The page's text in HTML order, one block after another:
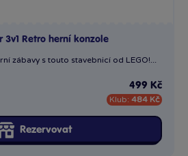
3v1 Retro herní konzole
zábavy s touto stavebnicí od LEGO!...
499 Kč
Klub: 484 Kč
Rezervovat